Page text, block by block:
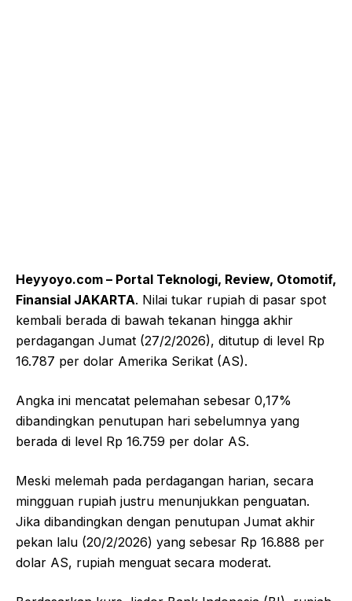
Heyyoyo.com – Portal Teknologi, Review, Otomotif,
Finansial JAKARTA. Nilai tukar rupiah di pasar spot
kembali berada di bawah tekanan hingga akhir
perdagangan Jumat (27/2/2026), ditutup di level Rp
16.787 per dolar Amerika Serikat (AS).
Angka ini mencatat pelemahan sebesar 0,17%
dibandingkan penutupan hari sebelumnya yang
berada di level Rp 16.759 per dolar AS.
Meski melemah pada perdagangan harian, secara
mingguan rupiah justru menunjukkan penguatan.
Jika dibandingkan dengan penutupan Jumat akhir
pekan lalu (20/2/2026) yang sebesar Rp 16.888 per
dolar AS, rupiah menguat secara moderat.